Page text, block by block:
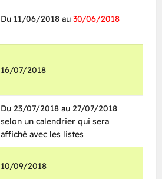
Du 11/06/2018 au30/06/2018
16/07/2018
Du 23/07/2018 au 27/07/2018
selon un calendrier qui sera
affiché avec les listes
10/09/2018